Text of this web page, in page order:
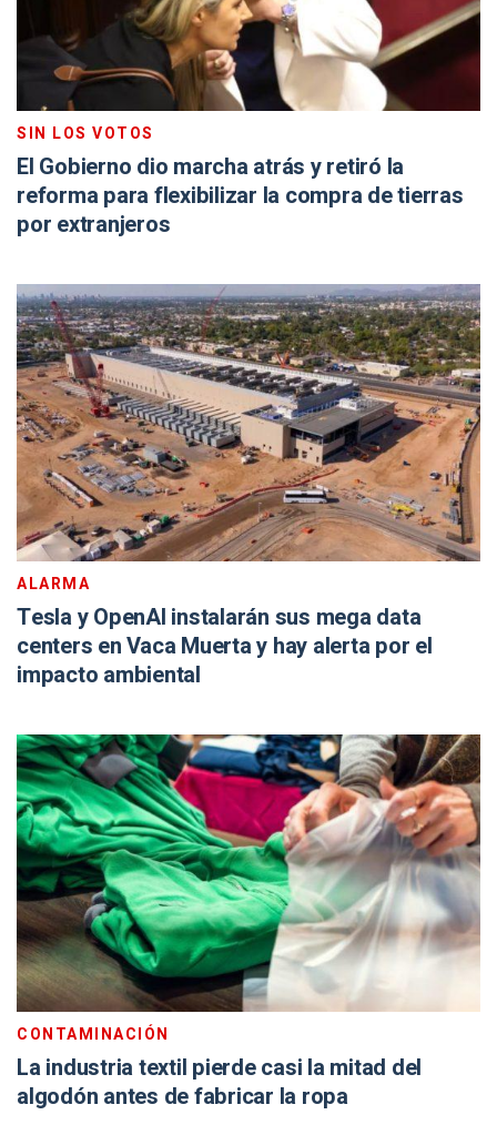
SIN LOS VOTOS
El Gobierno dio marcha atrás y retiró la
reforma para flexibilizar la compra de tierras
por extranjeros
ALARMA
Tesla y OpenAI instalarán sus mega data
centers en Vaca Muerta y hay alerta por el
impacto ambiental
CONTAMINACIÓN
La industria textil pierde casi la mitad del
algodón antes de fabricar la ropa